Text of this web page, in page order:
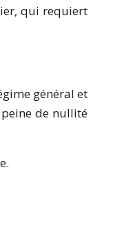
qui requiert
général et
de nullité